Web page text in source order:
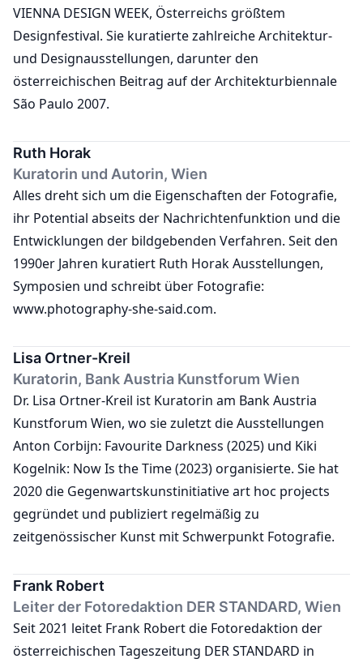
VIENNA DESIGN WEEK, Österreichs größtem
Designfestival. Sie kuratierte zahlreiche Architektur-
und Designausstellungen, darunter den
österreichischen Beitrag auf der Architekturbiennale
São Paulo 2007.
Ruth Horak
Kuratorin und Autorin, Wien
Alles dreht sich um die Eigenschaften der Fotografie,
ihr Potential abseits der Nachrichtenfunktion und die
Entwicklungen der bildgebenden Verfahren. Seit den
1990er Jahren kuratiert Ruth Horak Ausstellungen,
Symposien und schreibt über Fotografie:
www.photography-she-said.com.
Lisa Ortner-Kreil
Kuratorin, Bank Austria Kunstforum Wien
Dr. Lisa Ortner-Kreil ist Kuratorin am Bank Austria
Kunstforum Wien, wo sie zuletzt die Ausstellungen
Anton Corbijn: Favourite Darkness (2025) und Kiki
Kogelnik: Now Is the Time (2023) organisierte. Sie hat
2020 die Gegenwartskunstinitiative art hoc projects
gegründet und publiziert regelmäßig zu
zeitgenössischer Kunst mit Schwerpunkt Fotografie.
Frank Robert
Leiter der Fotoredaktion DER STANDARD, Wien
Seit 2021 leitet Frank Robert die Fotoredaktion der
österreichischen Tageszeitung DER STANDARD in